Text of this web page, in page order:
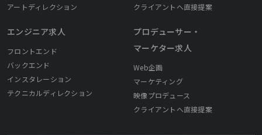
アートディレクション
エンジニア求人
フロントエンド
バックエンド
インスタレーション
テクニカルディレクション
クライアントへ直接提案
プロデューサー・
マーケター求人
Web企画
マーケティング
映像プロデュース
クライアントへ直接提案